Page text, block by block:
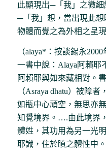
此顯現出─「我」之微
─「我」想，當出現此
物體而覺之為外相之呈
（alaya*：按談錫永
一書中說：Alaya阿賴耶
阿賴耶與如來藏相對。
（Asraya dhatu）被障
如瓶中心頑空，無思亦
知覺境界。….由此境界
體姓，其功用為另一光
耶識，住於瞋之體性中。